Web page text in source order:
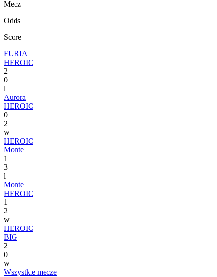
Mecz
Odds
Score
FURIA
HEROIC
2
0
l
Aurora
HEROIC
0
2
w
HEROIC
Monte
1
3
l
Monte
HEROIC
1
2
w
HEROIC
BIG
2
0
w
Wszystkie mecze